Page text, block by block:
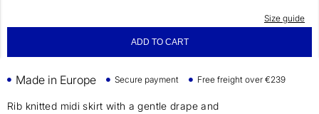
Size guide
ADD TO CART
Made in Europe Secure payment Free freight over €239
Rib knitted midi skirt with a gentle drape and